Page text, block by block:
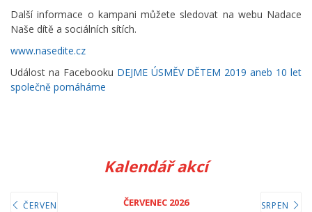
Další informace o kampani můžete sledovat na webu Nadace
Naše dítě a sociálních sítích.
www.nasedite.cz
Událost na Facebooku DEJME ÚSMĚV DĚTEM 2019 aneb 10 let
společně pomáháme
Kalendář akcí
ČERVEN ČERVENEC 2026 SRPEN